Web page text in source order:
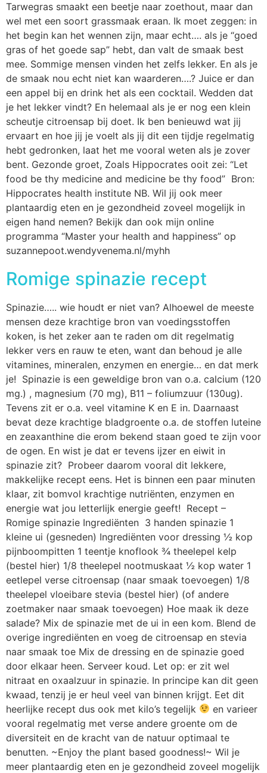
Tarwegras smaakt een beetje naar zoethout, maar dan
wel met een soort grassmaak eraan. Ik moet zeggen: in
het begin kan het wennen zijn, maar echt…. als je “goed
gras of het goede sap” hebt, dan valt de smaak best
mee. Sommige mensen vinden het zelfs lekker. En als je
de smaak nou echt niet kan waarderen….? Juice er dan
een appel bij en drink het als een cocktail. Wedden dat
je het lekker vindt? En helemaal als je er nog een klein
scheutje citroensap bij doet. Ik ben benieuwd wat jij
ervaart en hoe jij je voelt als jij dit een tijdje regelmatig
hebt gedronken, laat het me vooral weten als je zover
bent. Gezonde groet, Zoals Hippocrates ooit zei: “Let
food be thy medicine and medicine be thy food” Bron:
Hippocrates health institute NB. Wil jij ook meer
plantaardig eten en je gezondheid zoveel mogelijk in
eigen hand nemen? Bekijk dan ook mijn online
programma “Master your health and happiness” op
suzannepoot.wendyvenema.nl/myhh
Romige spinazie recept
Spinazie….. wie houdt er niet van? Alhoewel de meeste
mensen deze krachtige bron van voedingsstoffen
koken, is het zeker aan te raden om dit regelmatig
lekker vers en rauw te eten, want dan behoud je alle
vitamines, mineralen, enzymen en energie… en dat merk
je! Spinazie is een geweldige bron van o.a. calcium (120
mg.) , magnesium (70 mg), B11 – foliumzuur (130ug).
Tevens zit er o.a. veel vitamine K en E in. Daarnaast
bevat deze krachtige bladgroente o.a. de stoffen luteine
en zeaxanthine die erom bekend staan goed te zijn voor
de ogen. En wist je dat er tevens ijzer en eiwit in
spinazie zit? Probeer daarom vooral dit lekkere,
makkelijke recept eens. Het is binnen een paar minuten
klaar, zit bomvol krachtige nutriënten, enzymen en
energie wat jou letterlijk energie geeft! Recept –
Romige spinazie Ingrediënten 3 handen spinazie 1
kleine ui (gesneden) Ingrediënten voor dressing ½ kop
pijnboompitten 1 teentje knoflook ¾ theelepel kelp
(bestel hier) 1/8 theelepel nootmuskaat ½ kop water 1
eetlepel verse citroensap (naar smaak toevoegen) 1/8
theelepel vloeibare stevia (bestel hier) (of andere
zoetmaker naar smaak toevoegen) Hoe maak ik deze
salade? Mix de spinazie met de ui in een kom. Blend de
overige ingrediënten en voeg de citroensap en stevia
naar smaak toe Mix de dressing en de spinazie goed
door elkaar heen. Serveer koud. Let op: er zit wel
nitraat en oxaalzuur in spinazie. In principe kan dit geen
kwaad, tenzij je er heul veel van binnen krijgt. Eet dit
heerlijke recept dus ook met kilo’s tegelijk
en varieer
vooral regelmatig met verse andere groente om de
diversiteit en de kracht van de natuur optimaal te
benutten. ~Enjoy the plant based goodness!~ Wil je
meer plantaardig eten en je gezondheid zoveel mogelijk